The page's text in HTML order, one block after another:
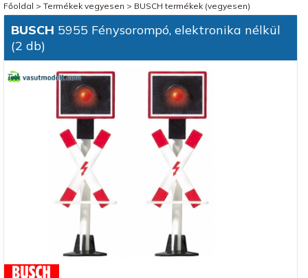
Főoldal > Termékek vegyesen > BUSCH termékek (vegyesen)
BUSCH 5955 Fénysorompó, elektronika nélkül
(2 db)